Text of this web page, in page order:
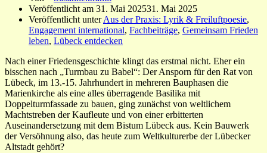
Veröffentlicht am 31. Mai 202531. Mai 2025
Veröffentlicht unterAus der Praxis: Lyrik & Freiluftpoesie,
Engagement international, Fachbeiträge, Gemeinsam Frieden
leben, Lübeck entdecken
Nach einer Friedensgeschichte klingt das erstmal nicht. Eher ein
bisschen nach „Turmbau zu Babel“: Der Ansporn für den Rat von
Lübeck, im 13.-15. Jahrhundert in mehreren Bauphasen die
Marienkirche als eine alles überragende Basilika mit
Doppelturmfassade zu bauen, ging zunächst von weltlichem
Machtstreben der Kaufleute und von einer erbitterten
Auseinandersetzung mit dem Bistum Lübeck aus. Kein Bauwerk
der Versöhnung also, das heute zum Weltkulturerbe der Lübecker
Altstadt gehört?